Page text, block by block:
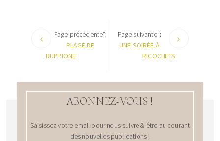
Page précédente":
PLAGE DE
RUPPIONE
Page suivante":
UNE SOIRÉE À
RICOCHETS
ABONNEZ-VOUS !
Saisissez votre email pour nous suivre & être au courant
des nouvelles publications !